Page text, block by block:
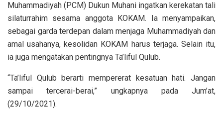
Muhammadiyah (PCM) Dukun Muhani ingatkan kerekatan tali
silaturrahim sesama anggota KOKAM. Ia menyampaikan,
sebagai garda terdepan dalam menjaga Muhammadiyah dan
amal usahanya, kesolidan KOKAM harus terjaga. Selain itu,
ia juga mengatakan pentingnya Ta’liful Qulub.
“Ta’liful Qulub berarti mempererat kesatuan hati. Jangan
sampai tercerai-berai,” ungkapnya pada Jum’at,
(29/10/2021).